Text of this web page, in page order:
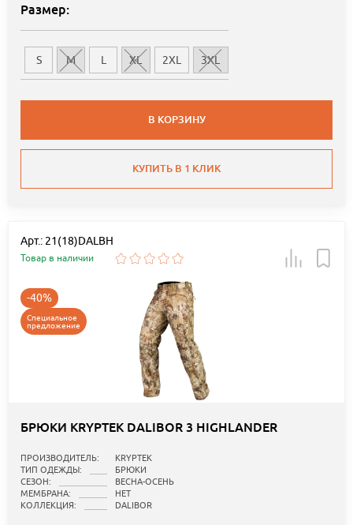
Размер:
S M L XL 2XL 3XL
В КОРЗИНУ
КУПИТЬ В 1 КЛИК
Арт.: 21(18)DALBH
Товар в наличии
-40%
Специальное
предложение
БРЮКИ KRYPTEK DALIBOR 3 HIGHLANDER
ПРОИЗВОДИТЕЛЬ:
KRYPTEK
ТИП ОДЕЖДЫ:
БРЮКИ
СЕЗОН:
ВЕСНА-ОСЕНЬ
МЕМБРАНА:
НЕТ
КОЛЛЕКЦИЯ:
DALIBOR